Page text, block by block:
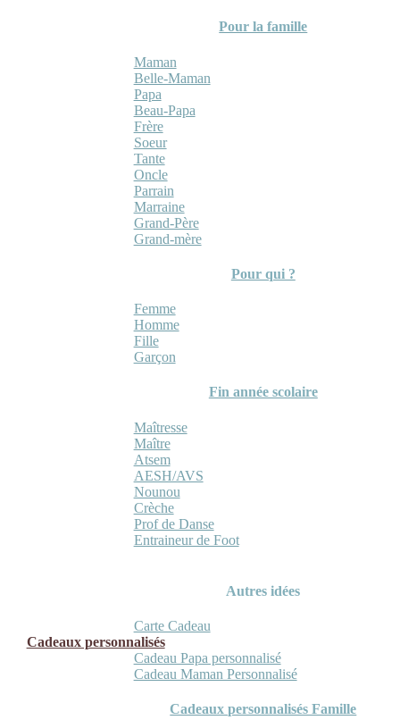
Pour la famille
Maman
Belle-Maman
Papa
Beau-Papa
Frère
Soeur
Tante
Oncle
Parrain
Marraine
Grand-Père
Grand-mère
Pour qui ?
Femme
Homme
Fille
Garçon
Fin année scolaire
Maîtresse
Maître
Atsem
AESH/AVS
Nounou
Crèche
Prof de Danse
Entraineur de Foot
Autres idées
Carte Cadeau
Cadeaux personnalisés
Cadeau Papa personnalisé
Cadeau Maman Personnalisé
Cadeaux personnalisés Famille